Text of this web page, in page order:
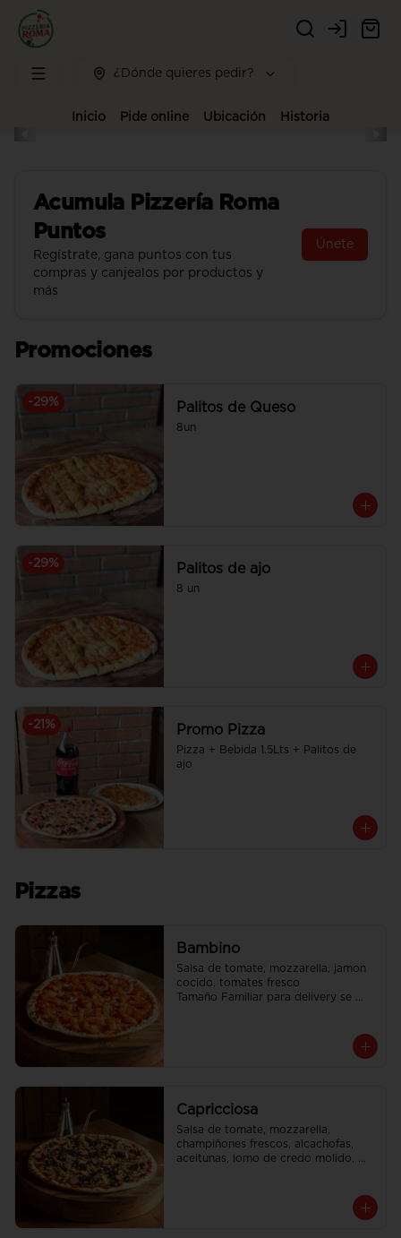
Login
¿Dónde quieres pedir?
Inicio Pide online Ubicación Historia
Acumula Pizzería Roma
Puntos
Regístrate, gana puntos con tus
compras y canjealos por productos y
más
Únete
Promociones
-29% Palitos de Queso
8un
-29% Palitos de ajo
8 un
-21 % Promo Pizza
Pizza + Bebida 1.5Lts + Palitos de
ajo
Pizzas
Bambino
Salsa de tomate, mozzarella, jamon
cocido, tomates fresco
Tamaño Familiar para delivery se
Capricciosa
Salsa de tomate, mozzarella,
champiñones frescos, alcachofas,
aceitunas, lomo de credo molido,